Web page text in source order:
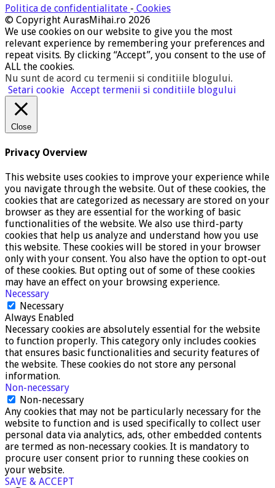
Politica de confidentialitate - Cookies
© Copyright AurasMihai.ro 2026
We use cookies on our website to give you the most
relevant experience by remembering your preferences and
repeat visits. By clicking “Accept”, you consent to the use of
ALL the cookies.
Nu sunt de acord cu termenii si conditiile blogului.
Setari cookie Accept termenii si conditiile blogului
Close
Privacy Overview
This website uses cookies to improve your experience while
you navigate through the website. Out of these cookies, the
cookies that are categorized as necessary are stored on your
browser as they are essential for the working of basic
functionalities of the website. We also use third-party
cookies that help us analyze and understand how you use
this website. These cookies will be stored in your browser
only with your consent. You also have the option to opt-out
of these cookies. But opting out of some of these cookies
may have an effect on your browsing experience.
Necessary
Necessary
Always Enabled
Necessary cookies are absolutely essential for the website
to function properly. This category only includes cookies
that ensures basic functionalities and security features of
the website. These cookies do not store any personal
information.
Non-necessary
Non-necessary
Any cookies that may not be particularly necessary for the
website to function and is used specifically to collect user
personal data via analytics, ads, other embedded contents
are termed as non-necessary cookies. It is mandatory to
procure user consent prior to running these cookies on
your website.
SAVE & ACCEPT